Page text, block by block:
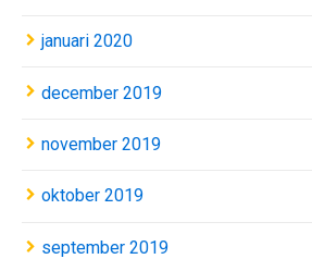
januari 2020
december 2019
november 2019
oktober 2019
september 2019